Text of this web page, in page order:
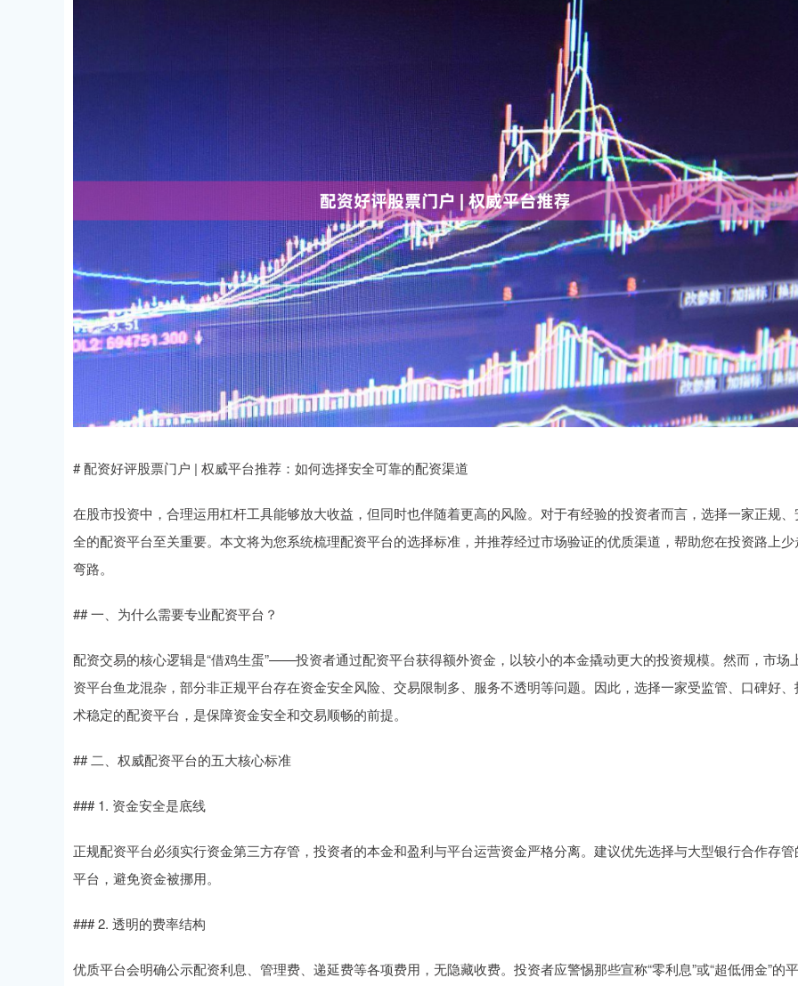
# 配资好评股票门户 | 权威平台推荐：如何选择安全可靠的配资渠道
在股市投资中，合理运用杠杆工具能够放大收益，但同时也伴随着更高的风险。对于有经验的投资者而言，选择一家正规、
全的配资平台至关重要。本文将为您系统梳理配资平台的选择标准，并推荐经过市场验证的优质渠道，帮助您在投资路上少
弯路。
## 一、为什么需要专业配资平台？
配资交易的核心逻辑是“借鸡生蛋”——投资者通过配资平台获得额外资金，以较小的本金撬动更大的投资规模。然而，市场
资平台鱼龙混杂，部分非正规平台存在资金安全风险、交易限制多、服务不透明等问题。因此，选择一家受监管、口碑好、
术稳定的配资平台，是保障资金安全和交易顺畅的前提。
## 二、权威配资平台的五大核心标准
### 1. 资金安全是底线
正规配资平台必须实行资金第三方存管，投资者的本金和盈利与平台运营资金严格分离。建议优先选择与大型银行合作存管
平台，避免资金被挪用。
### 2. 透明的费率结构
优质平台会明确公示配资利息、管理费、递延费等各项费用，无隐藏收费。投资者应警惕那些宣称“零利息”或“超低佣金”的平